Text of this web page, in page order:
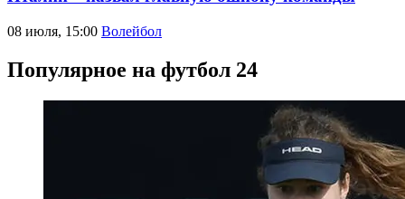
08 июля, 15:00 Волейбол
Популярное на футбол 24